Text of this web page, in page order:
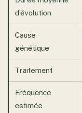
d’évolution
Cause
génétique
Traitement
Fréquence
estimée